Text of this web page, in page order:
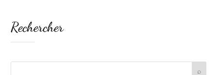
Rechercher